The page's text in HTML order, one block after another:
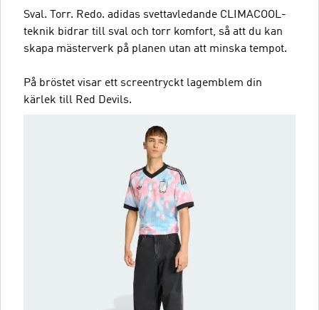
Sval. Torr. Redo. adidas svettavledande CLIMACOOL-
teknik bidrar till sval och torr komfort, så att du kan
skapa mästerverk på planen utan att minska tempot.
På bröstet visar ett screentryckt lagemblem din
kärlek till Red Devils.